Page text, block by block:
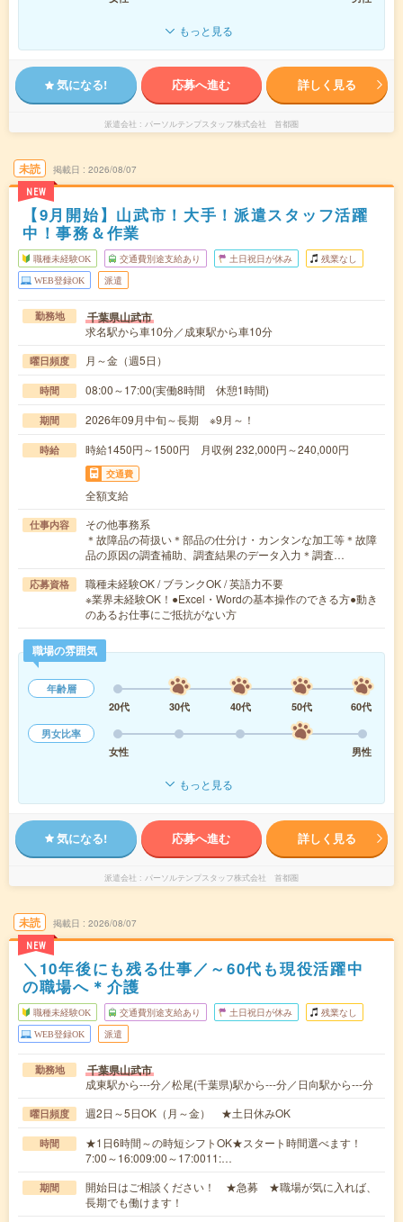
もっと見る
気になる! 応募へ進む 詳しく見る
派遣会社 パーソルテンプスタッフ株式会社 首都圏
未読
NEW
掲載日 2026/08/07
【9月開始】山武市！大手！派遣スタッフ活躍
中！事務＆作業
職種未経験OK 交通費別途支給あり 土日祝日が休み 残業なし
WEB登録OK 派遣
勤務地 千葉県山武市
求名駅から車10分／成東駅から車10分
曜日頻度 月～金（週5日）
時間 08:00～17:00(実働8時間 休憩1時間)
期間 2026年09月中旬～長期 ※9月～！
時給 時給1450円～1500円 月収例 232,000円～240,000円
交通費
全額支給
仕事内容
その他事務系
＊故障品の荷扱い＊部品の仕分け・カンタンな加工等＊故障
品の原因の調査補助、調査結果のデータ入力＊調査…
応募資格
職種未経験OK / ブランクOK / 英語力不要
※業界未経験OK！●Excel・Wordの基本操作のできる方●動き
のあるお仕事にご抵抗がない方
職場の雰囲気
年齢層
20代
30代 40代 50代
60代
男女比率
女性
男性
もっと見る
気になる! 応募へ進む 詳しく見る
派遣会社 パーソルテンプスタッフ株式会社 首都圏
未読
NEW
掲載日 2026/08/07
＼10年後にも残る仕事／～60代も現役活躍中
の職場へ＊介護
職種未経験OK 交通費別途支給あり 土日祝日が休み 残業なし
WEB登録OK 派遣
勤務地 千葉県山武市
成東駅から---分／松尾(千葉県)駅から---分／日向駅から---分
曜日頻度 週2日～5日OK（月～金） ★土日休みOK
時間
★1日6時間～の時短シフトOK★スタート時間選べます！
7:00～16:009:00～17:0011:…
期間
開始日はご相談ください！ ★急募 ★職場が気に入れば、
長期でも働けます！